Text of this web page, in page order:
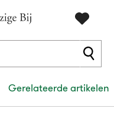
Gerelateerde artikelen